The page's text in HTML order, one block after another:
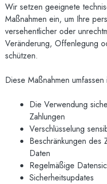
Wir setzen geeignete
Maßnahmen ein, um Ihre
versehentlicher oder
Veränderung, Offenlegung
schützen.
Diese Maßnahmen
Die Verwendung
Zahlungen
Verschlüsselung
Beschränkungen des
Daten
Regelmäßige
Sicherheitsupdates